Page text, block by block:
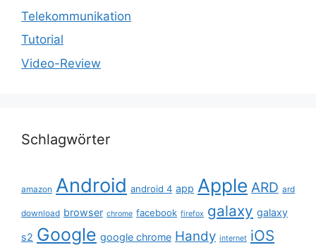
Telekommunikation
Tutorial
Video-Review
Schlagwörter
amazon Android android 4 app Apple ARD ard
download browser chrome facebook firefox galaxy galaxy
s2 Google google chrome Handy internet iOS